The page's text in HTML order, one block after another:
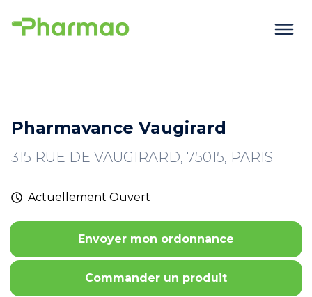
Pharmavance Vaugirard
315 RUE DE VAUGIRARD, 75015, PARIS
Actuellement Ouvert
Envoyer mon ordonnance
Commander un produit